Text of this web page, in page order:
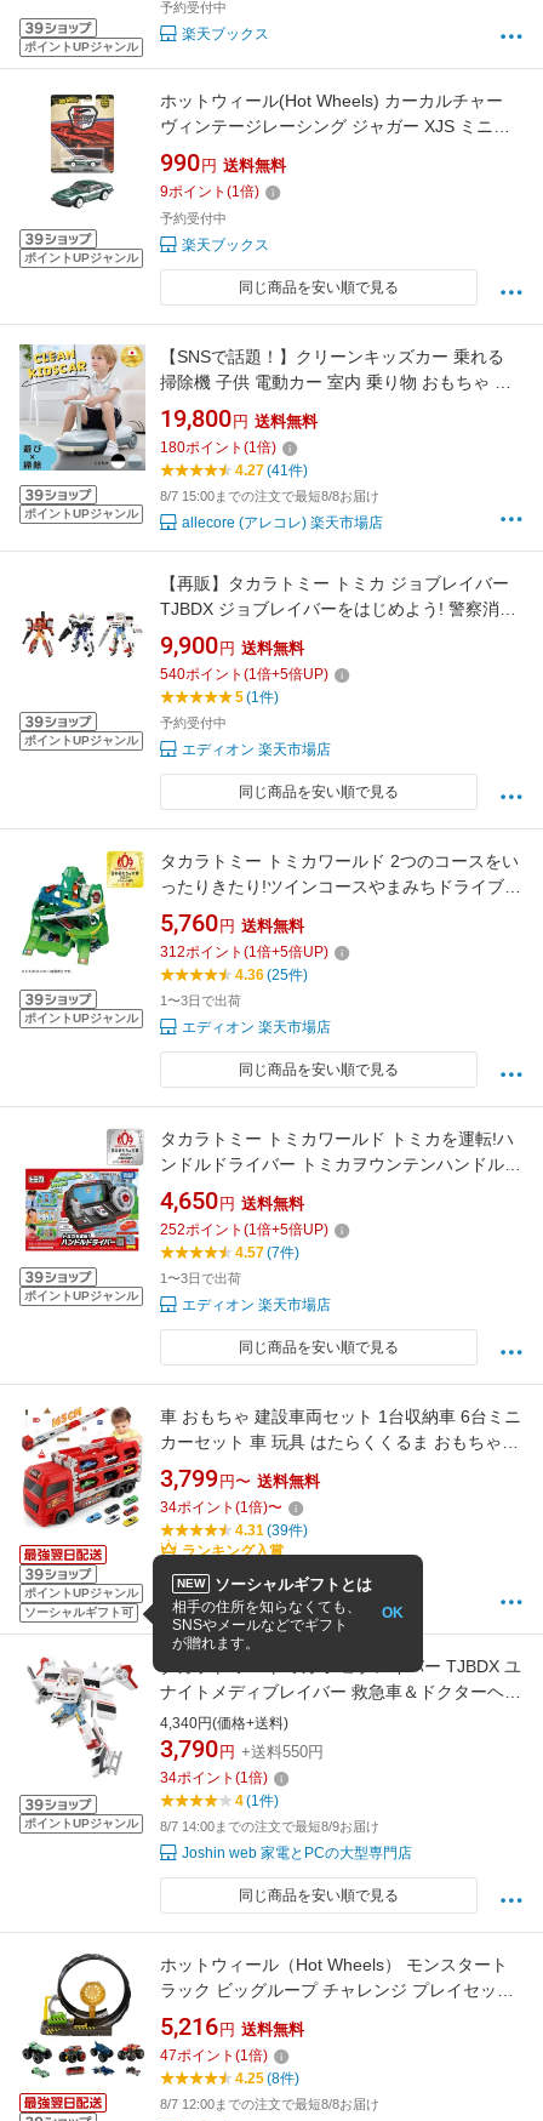
ポイントUPジャンル
予約受付中
楽天ブックス
ポイントUPジャンル
ホットウィール(Hot Wheels) カーカルチャー
ヴィンテージレーシング ジャガー XJS ミニカ
ー 1:64スケール 3歳から JKF02
990 円 送料無料
9ポイント (1倍)
予約受付中
楽天ブックス
同じ商品を安い順で見る
ポイントUPジャンル
【SNSで話題！】クリーンキッズカー 乗れる
掃除機 子供 電動カー 室内 乗り物 おもちゃ 掃
除 お手伝い 家事ラク 拭き掃除 床掃除 スピード
調節 LEDライト PSE認証アダプター プレゼン
ト 誕生日 ギフト 人気 キッズカー 知育 室内遊
び 静音 クリスマス 入学 祝い お祝い 必見
19,800 円 送料無料
180ポイント (1倍)
4.27(41件)
8/7 15:00までの注文で最短8/8お届け
allecore (アレコレ) 楽天市場店
ポイントUPジャンル
【再販】タカラトミー トミカ ジョブレイバー
TJBDX ジョブレイバーをはじめよう! 警察消防
救急 DXセット トミカJBDXケイサツシヨウボウ
キユウキユウDX [トミカJBDXケイサツシヨウボ
ウキユウキユウDX]
9,900 円 送料無料
540ポイント (1倍+5倍UP)
5(1件)
予約受付中
エディオン 楽天市場店
同じ商品を安い順で見る
ポイントUPジャンル
タカラトミー トミカワールド 2つのコースをい
ったりきたり!ツインコースやまみちドライブ
ツインコ-スヤマミチドライブ [ツインコ-スヤマ
ミチドライブ]
5,760 円 送料無料
312ポイント (1倍+5倍UP)
4.36(25件)
1〜3日で出荷
エディオン 楽天市場店
同じ商品を安い順で見る
ポイントUPジャンル
タカラトミー トミカワールド トミカを運転!ハ
ンドルドライバー トミカヲウンテンハンドルド
ライバ- [トミカヲウンテンハンドルドライバ-]
4,650 円 送料無料
252ポイント (1倍+5倍UP)
4.57(7件)
1〜3日で出荷
エディオン 楽天市場店
同じ商品を安い順で見る
ポイントUPジャンル
ソーシャルギフト可
車 おもちゃ 建設車両セット 1台収納車 6台ミニ
カーセット 車 玩具 はたらくくるま おもちゃ
3~6歳 男の子 誕生日 プレゼント 働く車 子供 玩
具 車おもちゃ 3歳 4歳 5歳 6歳 男の子 誕生日
プレゼント 車のおもちゃ 働く車おもちゃ トラ
ック おもちゃ 知育玩具
3,799 円〜 送料無料
34ポイント (1倍)〜
4.31(39件)
ランキング入賞
8/7 15:00までの注文で最短8/8お届け
ニックナックスファーム
ポイントUPジャンル
タカラトミー トミカ ジョブレイバー TJBDX ユ
ナイトメディブレイバー 救急車＆ドクターヘリ
合体セット トミカ
4,340円(価格+送料)
3,790 円 +送料550円
34ポイント (1倍)
4(1件)
8/7 14:00までの注文で最短8/9お届け
Joshin web 家電とPCの大型専門店
同じ商品を安い順で見る
ホットウィール（Hot Wheels） モンスタート
ラック ビッグループ チャレンジ プレイセット
【ミニカー】モンスタートラック×4、ミニカー
×4 計8台付 【4才~】 HGV15
5,216 円 送料無料
47ポイント (1倍)
4.25(8件)
8/7 12:00までの注文で最短8/8お届け
NEW ソーシャルギフトとは
相手の住所を知らなくても、
SNSやメールなどでギフト
が贈れます。
OK